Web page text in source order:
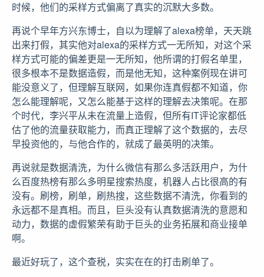
时候，他们的采样方式偏离了真实的沉默大多数。
再说个早年方兴东博士，自以为理解了alexa榜单，天天跳
出来打假，其实他对alexa的采样方式一无所知，对这个采
样方式可能的偏差更是一无所知，他所谓的打假名单里，
很多根本不是数据造假，而是他无知，这种案例现在讲可
能没意义了，但理解互联网，如果你连真假都不知道，你
怎么能理解呢，又怎么能基于这样的理解去决策呢。在那
个时代，李兴平从未在流量上造假，但所有IT评论家都低
估了他的流量获取能力，而真正理解了这个数据的，去尽
早投资他的，与他合作的，就成了最英明的决策。
再说就是数据清洗，为什么微信有那么多活跃用户，为什
么百度热榜有那么多明星搜索热度，机器人占比很高的有
没有。刷榜，刷单，刷热搜，这些数据不清洗，你看到的
永远都不是真相。而且，巨头没有认真数据清洗的意愿和
动力，数据的虚假繁荣有助于巨头的业务拓展和商业接单
啊。
最近好玩了，这个查税，实实在在的打击刷单了。